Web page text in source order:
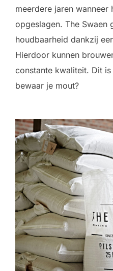
meerdere jaren
opgeslagen. The Swaen
houdbaarheid dankzij
Hierdoor kunnen
constante kwaliteit. Dit
bewaar je mout?